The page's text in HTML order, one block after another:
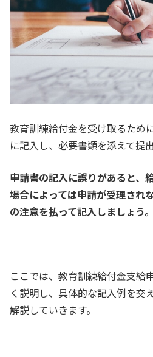
教育訓練給付金を受け取るため
に記入し、必要書類を添えて提
申請書の記入に誤りがあると、
場合によっては申請が受理され
の注意を払って記入しましょう。
ここでは、教育訓練給付金支給
く説明し、具体的な記入例を交
解説していきます。